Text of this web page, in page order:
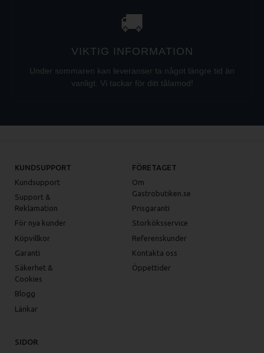
🚚
VIKTIG INFORMATION
Under sommaren kan leveranser ta något längre tid än
vanligt. Vi tackar för ditt tålamod!
KUNDSUPPORT
Kundsupport
Support &
Reklamation
För nya kunder
Köpvillkor
Garanti
Säkerhet &
Cookies
Blogg
Länkar
FÖRETAGET
Om
Gastrobutiken.se
Prisgaranti
Storköksservice
Referenskunder
Kontakta oss
Öppettider
SIDOR